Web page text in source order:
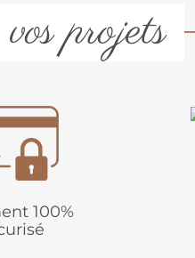
projets
100%